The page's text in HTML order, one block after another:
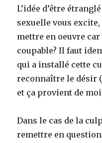
L’idée d’être
sexuelle vous excite,
mettre en oeuvre
coupable? Il faut
qui a installé cette
reconnaître le désir
et ça provient de
Dans le cas de la
remettre en